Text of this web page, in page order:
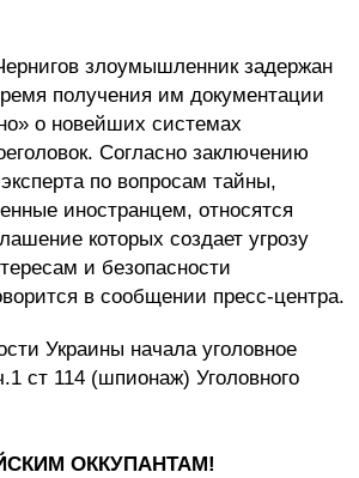
злоумышленник задержан
получения им документации
о новейших системах
Согласно заключению
эксперта по вопросам тайны,
иностранцем, относятся
которых создает угрозу
и безопасности
в сообщении пресс-центра.
Украины начала уголовное
ст 114 (шпионаж) Уголовного
ОККУПАНТАМ!